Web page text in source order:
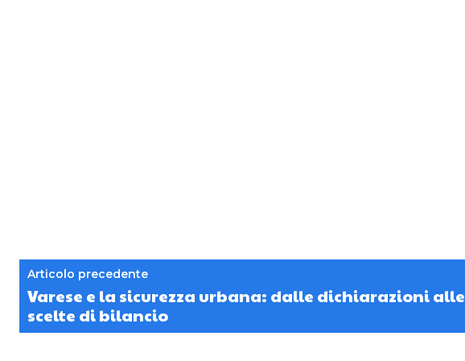
Articolo precedente
Varese e la sicurezza urbana: dalle dichiarazioni alle
scelte di bilancio